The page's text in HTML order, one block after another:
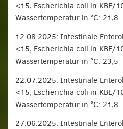
<15, Escherichia coli in KBE/
Wassertemperatur in °C: 21,8
12.08.2025: Intestinale
<15, Escherichia coli in KBE/
Wassertemperatur in °C: 23,5
22.07.2025: Intestinale
<15, Escherichia coli in KBE/
Wassertemperatur in °C: 21,8
27.06.2025: Intestinale